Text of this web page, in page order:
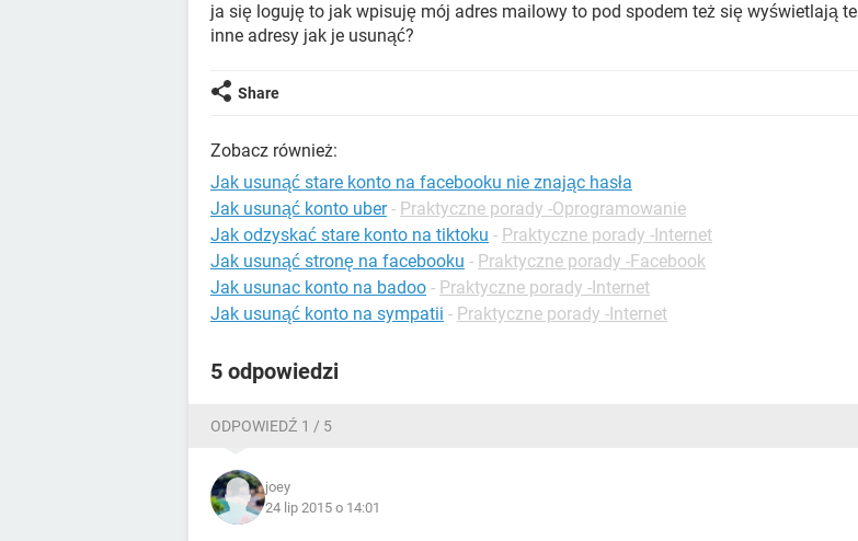
ja się loguję to jak wpisuję mój adres mailowy to pod spodem też się wyświetlają te
inne adresy jak je usunąć?
Share
Zobacz również:
Jak usunąć stare konto na facebooku nie znając hasła
Jak usunąć konto uber - Praktyczne porady -Oprogramowanie
Jak odzyskać stare konto na tiktoku - Praktyczne porady -Internet
Jak usunąć stronę na facebooku - Praktyczne porady -Facebook
Jak usunac konto na badoo - Praktyczne porady -Internet
Jak usunąć konto na sympatii - Praktyczne porady -Internet
5 odpowiedzi
ODPOWIEDŹ 1 / 5
joey
24 lip 2015 o 14:01